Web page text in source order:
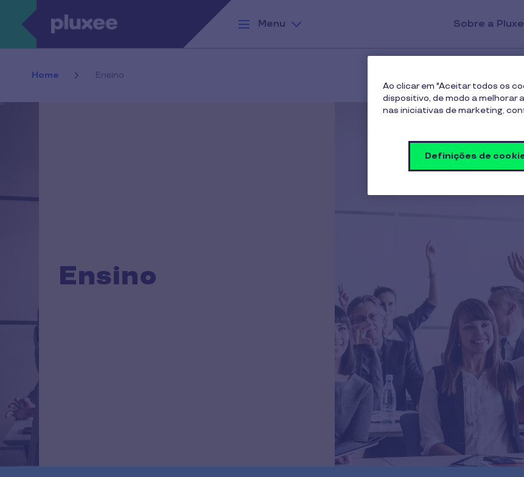
Passar para o conteúdo principal
Menu
Sobre a
Home Ensino
Ensino
Ao clicar em "Aceitar todos os
dispositivo, de modo a melhorar
nas iniciativas de marketing,
Definições de